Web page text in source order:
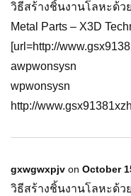
วิธีสร้างชิ้นงานโลหะด้ว
Metal Parts – X3D
[url=http://
awpwonsysn
wpwonsysn
http://
gxwgwxpjv on October
วิธีสร้างชิ้นงานโลหะด้ว